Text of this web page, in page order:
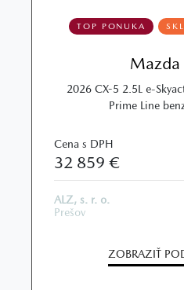
TOP PONUKA
Mazda
2026 CX-5 2.5L e-
Prime Line
Cena s DPH
32 859 €
ALZ, s. r. o.
Prešov
ZOBRAZIŤ